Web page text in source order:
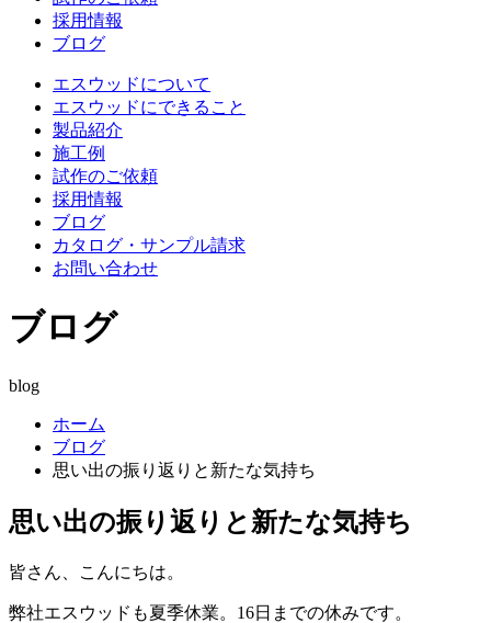
採用情報
ブログ
エスウッドについて
エスウッドにできること
製品紹介
施工例
試作のご依頼
採用情報
ブログ
カタログ・サンプル請求
お問い合わせ
ブログ
blog
ホーム
ブログ
思い出の振り返りと新たな気持ち
思い出の振り返りと新たな気持ち
皆さん、こんにちは。
弊社エスウッドも夏季休業。16日までの休みです。